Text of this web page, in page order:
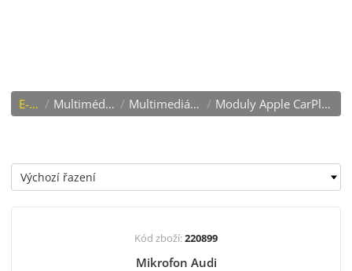
E-shop / Multimédia, kamery / Multimediální adaptéry / Moduly Apple CarPlay / Android Auto
Kód zboží:220899
Mikrofon Audi